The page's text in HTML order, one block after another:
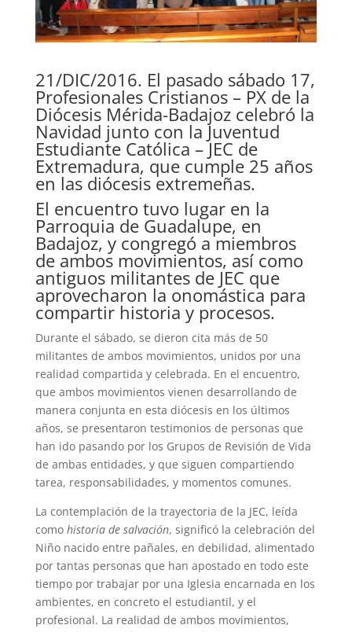
21/DIC/2016. El pasado sábado 17,
Profesionales Cristianos – PX de la
Diócesis Mérida-Badajozcelebró la
Navidad junto con laJuventud
Estudiante Católica – JEC de
Extremadura, que cumple 25 años
en las diócesis extremeñas.
El encuentro tuvo lugar en la
Parroquia de Guadalupe, en
Badajoz, y congregó a miembros
de ambos movimientos, así como
antiguos militantes de JEC que
aprovecharon la onomástica para
compartir historia y procesos.
Durante el sábado, se dieron cita más de 50
militantes de ambos movimientos, unidos por una
realidad compartida y celebrada. En el encuentro,
que ambos movimientos vienen desarrollando de
manera conjunta en esta diócesis en los últimos
años, se presentaron testimonios de personas que
han ido pasando por los Grupos de Revisión de Vida
de ambas entidades, y que siguen compartiendo
tarea, responsabilidades, y momentos comunes.
La contemplación de la trayectoria de la JEC, leída
como historia de salvación, significó la celebración del
Niño nacido entre pañales, en debilidad, alimentado
por tantas personas que han apostado en todo este
tiempo por trabajar por una Iglesia encarnada en los
ambientes, en concreto el estudiantil, y el
profesional. La realidad de ambos movimientos,